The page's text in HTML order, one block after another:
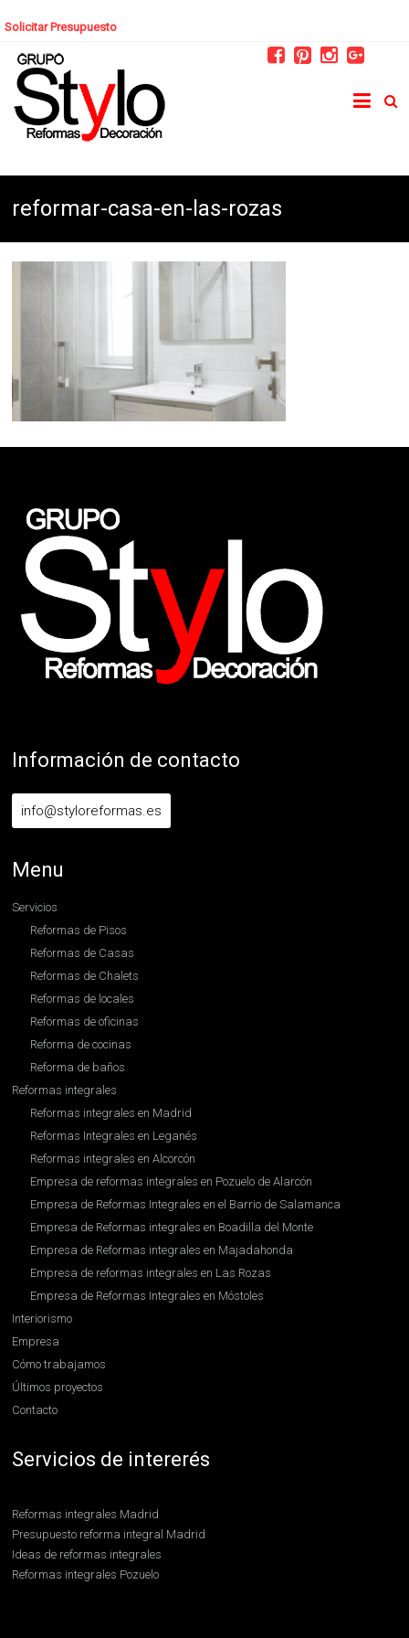
Solicitar Presupuesto
reformar-casa-en-las-rozas
Información de contacto
info@styloreformas.es
Menu
Servicios
Reformas de Pisos
Reformas de Casas
Reformas de Chalets
Reformas de locales
Reformas de oficinas
Reforma de cocinas
Reforma de baños
Reformas integrales
Reformas integrales en Madrid
Reformas Integrales en Leganés
Reformas integrales en Alcorcón
Empresa de reformas integrales en Pozuelo de Alarcón
Empresa de Reformas Integrales en el Barrio de Salamanca
Empresa de Reformas integrales en Boadilla del Monte
Empresa de Reformas integrales en Majadahonda
Empresa de reformas integrales en Las Rozas
Empresa de Reformas Integrales en Móstoles
Interiorismo
Empresa
Cómo trabajamos
Últimos proyectos
Contacto
Servicios de intererés
Reformas integrales Madrid
Presupuesto reforma integral Madrid
Ideas de reformas integrales
Reformas integrales Pozuelo